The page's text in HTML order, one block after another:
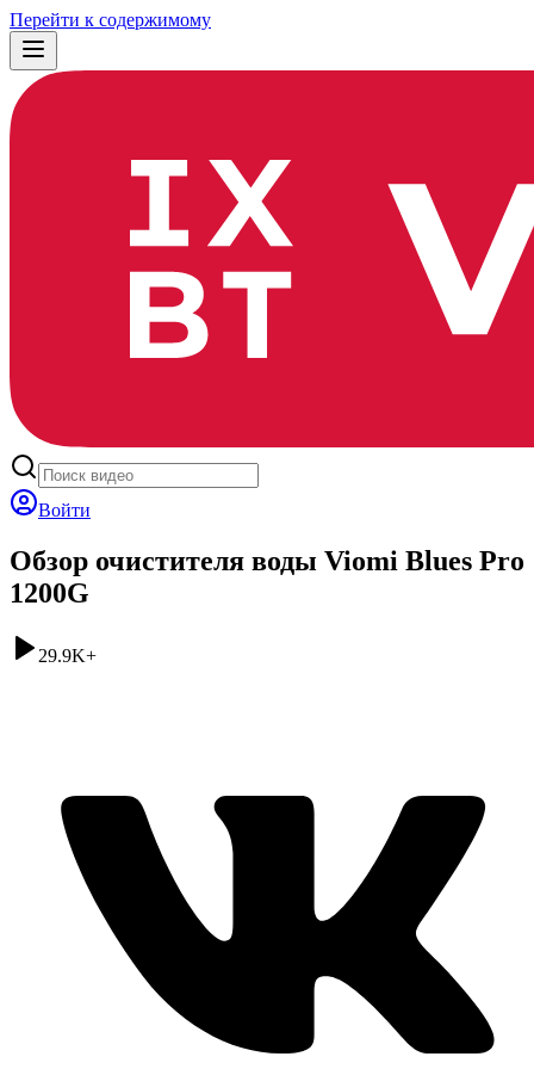
Перейти к содержимому
Войти
Обзор очистителя воды Viomi Blues Pro
1200G
29.9K+